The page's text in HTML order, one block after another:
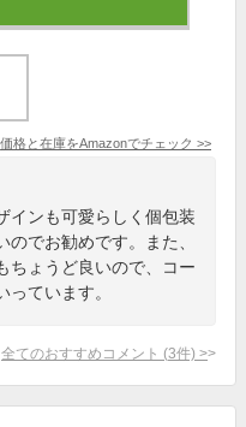
価格と在庫をAmazonでチェック >>
インも可愛らしく個包装
でお勧めです。また、
ちょうど良いので、コー
ています。
全てのおすすめコメント (3件) >